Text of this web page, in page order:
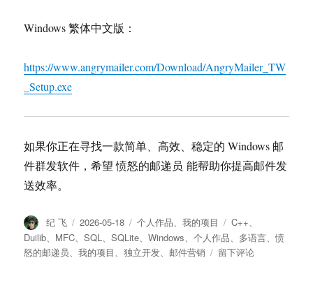
Windows 繁体中文版：
https://www.angrymailer.com/Download/AngryMailer_TW
_Setup.exe
如果你正在寻找一款简单、高效、稳定的 Windows 邮
件群发软件，希望 愤怒的邮递员 能帮助你提高邮件发
送效率。
作
者
纪 飞
发
布
于
2026-05-18
分
类
个人作品、我的项目
标
签
C++、
Duilib、 MFC、SQL、SQLite、Windows、个人作品、 多语言、愤
怒的邮递员、我的项目、独立开发、 邮件营销
于
留下评论